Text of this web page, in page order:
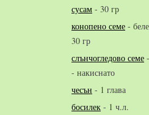
сусам- 30 гр
конопено семе-
30 гр
слънчогледово семе-
- накиснато
чесън - 1 глава
босилек- 1 ч.л.